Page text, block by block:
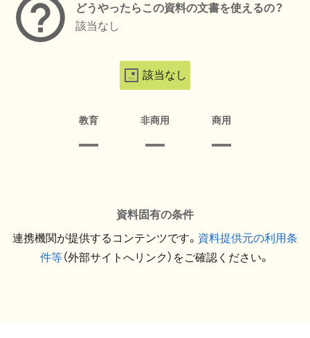
どうやったらこの資料の文書を使えるの？
該当なし
該当なし
教育 非商用 商用
資料固有の条件
連携機関が提供するコンテンツです。 資料提供元の利用条
件等（外部サイトへリンク）をご確認ください。